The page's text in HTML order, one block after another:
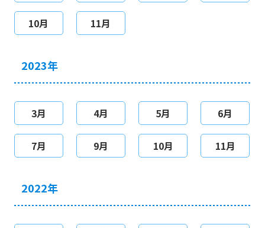
10月 11月
2023年
3月 4月 5月 6月
7月 9月 10月 11月
2022年